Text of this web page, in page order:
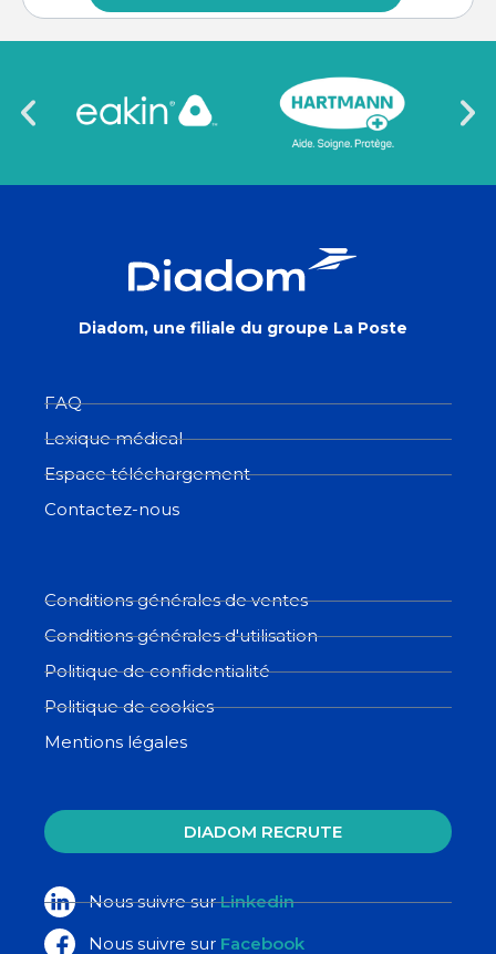
Diadom, une filiale du groupe La Poste
FAQ
Lexique médical
Espace téléchargement
Contactez-nous
Conditions générales de ventes
Conditions générales d'utilisation
Politique de confidentialité
Politique de cookies
Mentions légales
DIADOM RECRUTE
Nous suivre surLinkedin
Nous suivre sur Facebook